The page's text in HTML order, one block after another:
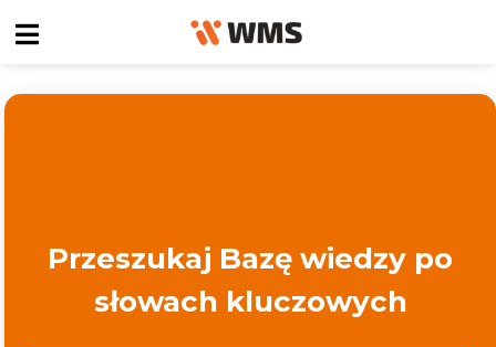
Przeszukaj Bazę wiedzy po
słowach kluczowych